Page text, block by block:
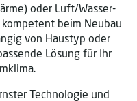
oder Luft/Wasser-
beim Neubau
von Haustyp oder
Lösung für Ihr
Technologie und